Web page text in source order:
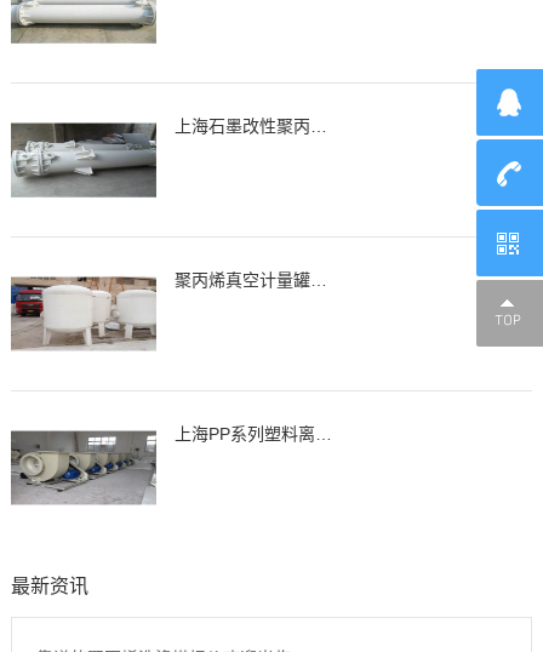
聚丙烯真空计量罐、缓冲罐、高位槽
上海PP系列塑料离心通风机，风机
最新资讯